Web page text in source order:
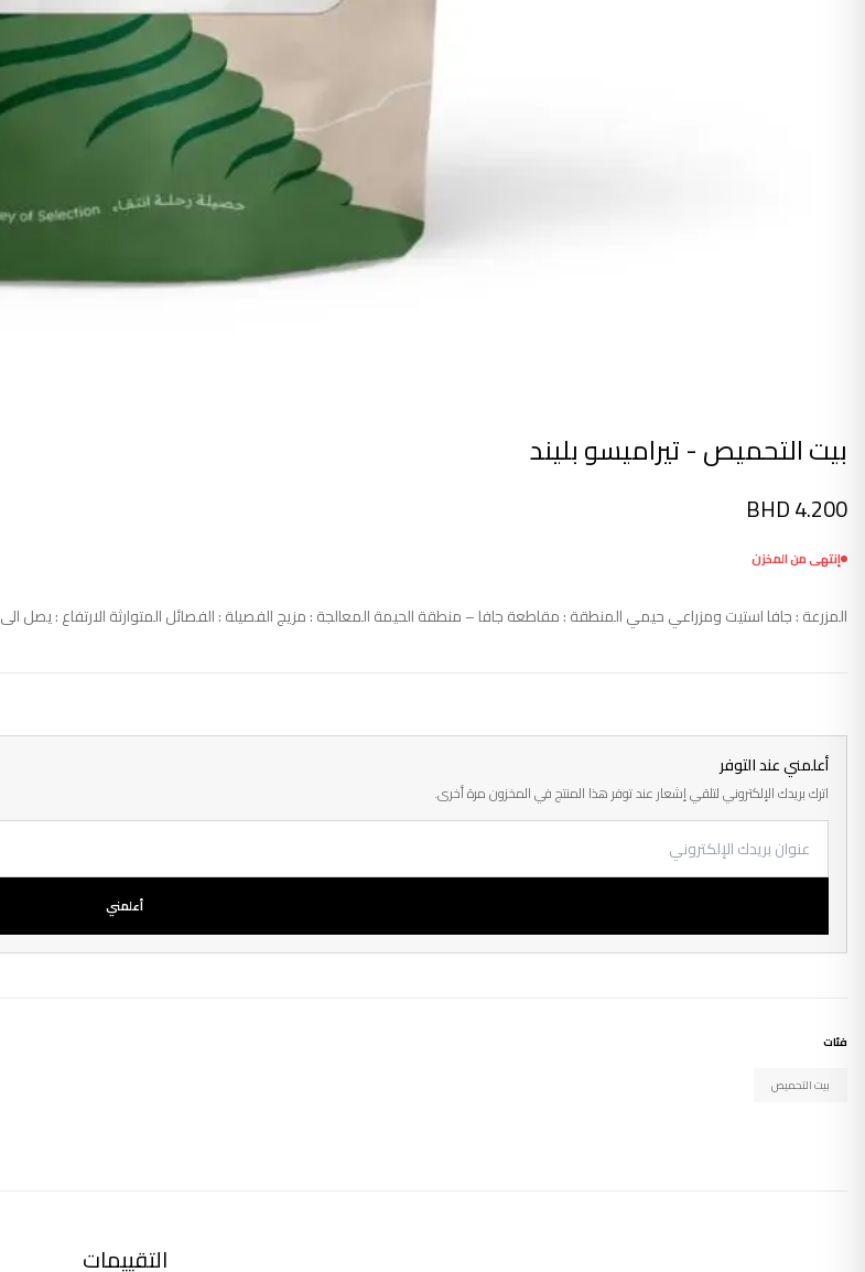
بيت التحميص - تيراميسو بليند
BHD4.200
إنتهى من المخزن
المزرعة : جافا استيت ومزراعي حيمي المنطقة : مقاطعة جافا – منطقة الحيمة المعالجة : مزيج الفصيلة : الفصائل المتوارثة الارتفاع : يصل الى 2100 متر فوق سطح البحر الايحاءات : شوكولاتة سوداء ، كاكاو ، قوام ممتلئ
أعلمني عند التوفر
اترك بريدك الإلكتروني لتلقي إشعار عند توفر هذا المنتج في المخزون مرة أخرى.
أعلمني
فئات
بيت التحميص
التقييمات